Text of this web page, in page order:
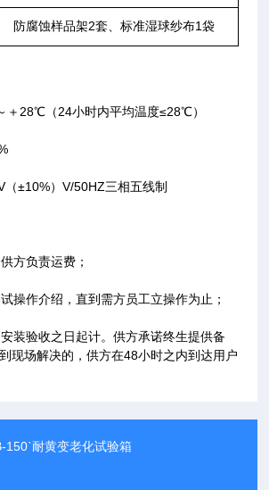
防腐蚀样品架2套、标准湿球纱布1袋
28℃（24小时内平均温度≤28℃）
±10%）V/50HZ三相五线制
方负责运费；
操作介绍，直到需方员工立操作为止；
装验收之日起计。供方承诺终生提供备
现场解决的，供方在48小时之内到达用户
150`耐黄变老化试验箱